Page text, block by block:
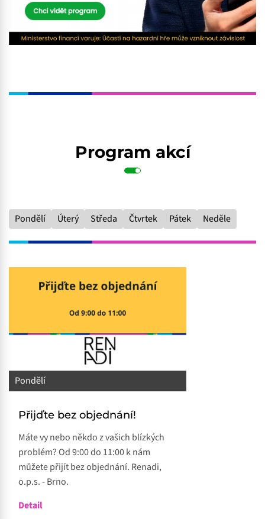
Program akcí
Pondělí Úterý Středa Čtvrtek Pátek Neděle
Pondělí
Přijďte bez objednání!
Máte vy nebo někdo z vašich blízkých
problém? Od 9:00 do 11:00 k nám
můžete přijít bez objednání. Renadi,
o.p.s. - Brno.
Detail